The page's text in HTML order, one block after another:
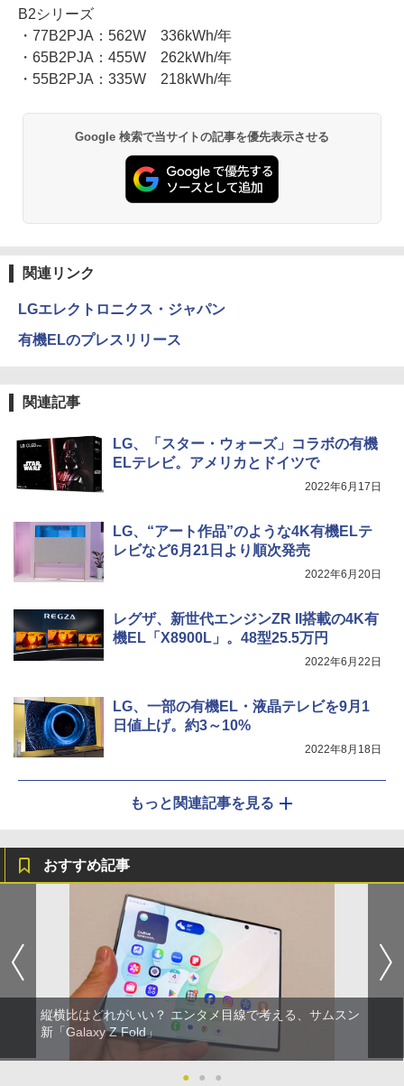
B2シリーズ
・77B2PJA：562W 336kWh/年
・65B2PJA：455W 262kWh/年
・55B2PJA：335W 218kWh/年
Google 検索で当サイトの記事を優先表示させる
関連リンク
LGエレクトロニクス・ジャパン
有機ELのプレスリリース
関連記事
LG、「スター・ウォーズ」コラボの有機
ELテレビ。アメリカとドイツで
2022年6月17日
LG、“アート作品”のような4K有機ELテ
レビなど6月21日より順次発売
2022年6月20日
レグザ、新世代エンジンZR II搭載の4K有
機EL「X8900L」。48型25.5万円
2022年6月22日
LG、一部の有機EL・液晶テレビを9月1
日値上げ。約3～10%
2022年8月18日
もっと関連記事を見る
おすすめ記事
縦横比はどれがいい？ エンタメ目線で考える、サムスン
新「Galaxy Z Fold」
● ● ●